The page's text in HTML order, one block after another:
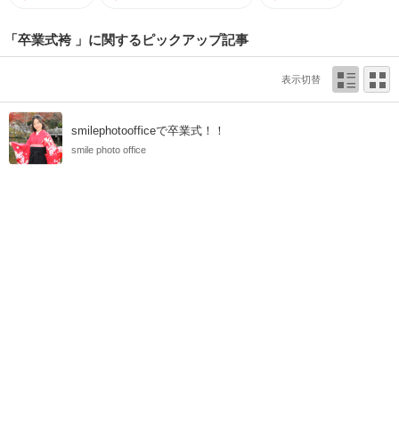
「卒業式袴 」に関するピックアップ記事
表示切替
smilephotoofficeで卒業式！！
smile photo office